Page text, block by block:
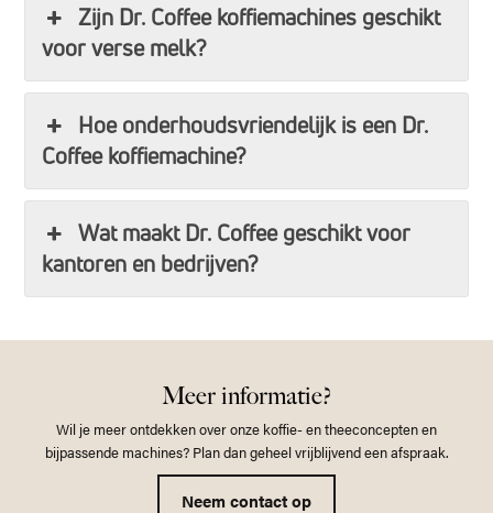
Zijn Dr. Coffee koffiemachines geschikt
voor verse melk?
Hoe onderhoudsvriendelijk is een Dr.
Coffee koffiemachine?
Wat maakt Dr. Coffee geschikt voor
kantoren en bedrijven?
Meer informatie?
Wil je meer ontdekken over onze koffie- en theeconcepten en
bijpassende machines? Plan dan geheel vrijblijvend een afspraak.
Neem contact op